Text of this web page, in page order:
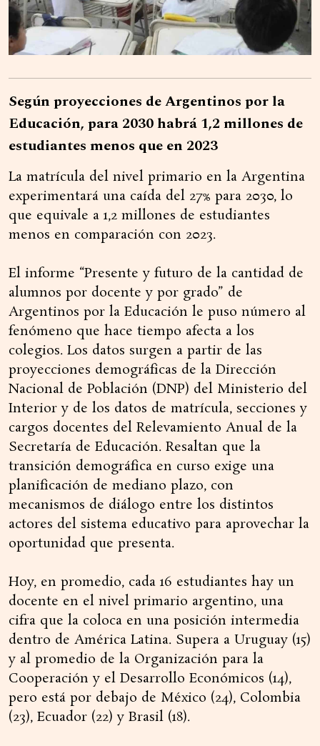
Según proyecciones de Argentinos por la
Educación, para 2030 habrá 1,2 millones de
estudiantes menos que en 2023
La matrícula del nivel primario en la Argentina
experimentará una caída del 27% para 2030, lo
que equivale a 1,2 millones de estudiantes
menos en comparación con 2023.
El informe “Presente y futuro de la cantidad de
alumnos por docente y por grado” de
Argentinos por la Educación le puso número al
fenómeno que hace tiempo afecta a los
colegios. Los datos surgen a partir de las
proyecciones demográficas de la Dirección
Nacional de Población (DNP) del Ministerio del
Interior y de los datos de matrícula, secciones y
cargos docentes del Relevamiento Anual de la
Secretaría de Educación. Resaltan que la
transición demográfica en curso exige una
planificación de mediano plazo, con
mecanismos de diálogo entre los distintos
actores del sistema educativo para aprovechar la
oportunidad que presenta.
Hoy, en promedio, cada 16 estudiantes hay un
docente en el nivel primario argentino, una
cifra que la coloca en una posición intermedia
dentro de América Latina. Supera a Uruguay (15)
y al promedio de la Organización para la
Cooperación y el Desarrollo Económicos (14),
pero está por debajo de México (24), Colombia
(23), Ecuador (22) y Brasil (18).